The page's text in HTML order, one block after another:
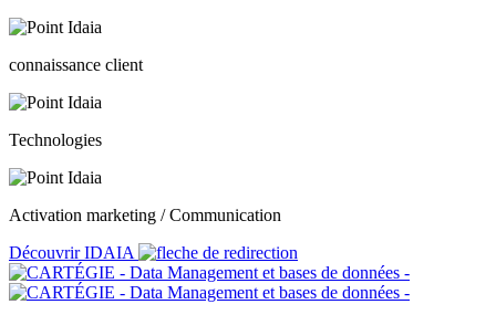
connaissance client
Technologies
Activation marketing / Communication
Découvrir IDAIA